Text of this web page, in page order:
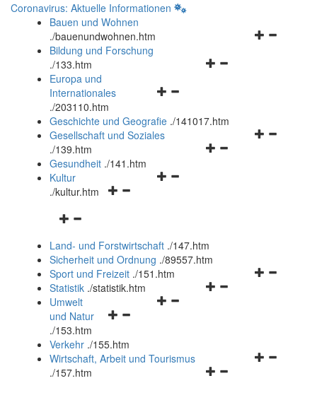
Coronavirus: Aktuelle Informationen
Bauen und Wohnen
./bauenundwohnen.htm
Navigationsmenü
Bildung und Forschung
./133.htm
Navigationsmenü
und
schließen
Europa und
Internationales
./203110.htm
Geschichte und Geografie ./141017.htm
Navigationsmenü
Gesellschaft und Soziales
./139.htm
Navigationsmenü
Gesundheit ./141.htm
Navigationsmenü
Kultur
./kultur.htm
Navigationsmenü
und
schließen
Land- und Forstwirtschaft ./147.htm
Sicherheit und Ordnung ./89557.htm
Navigationsmenü
Sport und Freizeit ./151.htm
Navigationsmenü
Statistik ./statistik.htm
Navigationsmenü
und
schließen
Umwelt
und Natur
./153.htm
Verkehr ./155.htm
Navigationsmenü
Wirtschaft, Arbeit und Tourismus
./157.htm